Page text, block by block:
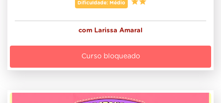
Dificuldade: Médio
com Larissa Amaral
Curso bloqueado